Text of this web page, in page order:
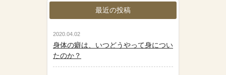
最近の投稿
2020.04.02
身体の癖は、いつどうやって身につい
たのか？